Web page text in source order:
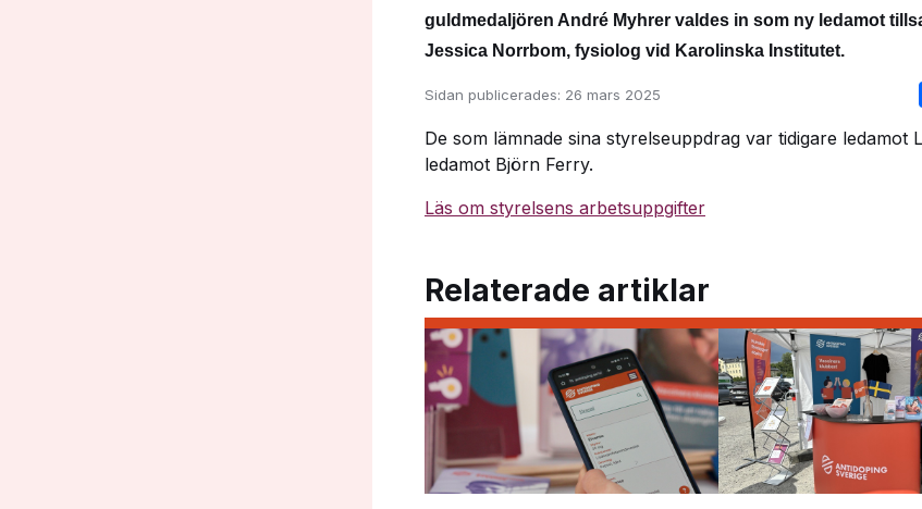
guldmedaljören André Myhrer valdes in som ny ledamot
Jessica Norrbom, fysiolog vid Karolinska Institutet.
Sidan publicerades: 26 mars 2025
De som lämnade sina styrelseuppdrag var tidigare ledamot
ledamot Björn Ferry.
Läs om styrelsens arbetsuppgifter
Relaterade artiklar